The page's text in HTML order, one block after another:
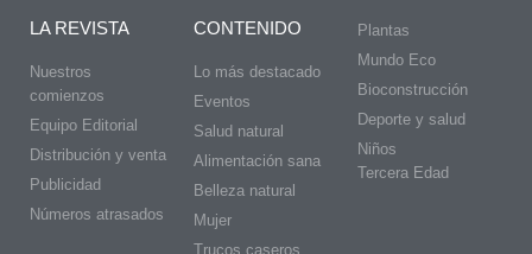
LA REVISTA
Nuestros
comienzos
Equipo Editorial
Distribución y venta
Publicidad
Números atrasados
CONTENIDO
Lo más destacado
Eventos
Salud natural
Alimentación sana
Belleza natural
Mujer
Trucos caseros
Plantas
Mundo Eco
Bioconstrucción
Deporte y salud
Niños
Tercera Edad